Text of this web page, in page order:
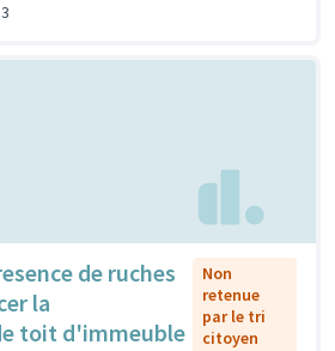
3
de ruches
la
toit d'immeuble
Non
retenue
par le tri
citoyen